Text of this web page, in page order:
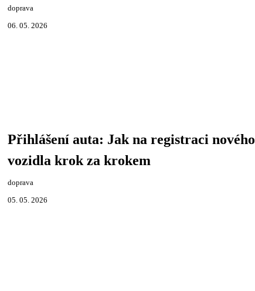
doprava
06. 05. 2026
Přihlášení auta: Jak na registraci nového
vozidla krok za krokem
doprava
05. 05. 2026